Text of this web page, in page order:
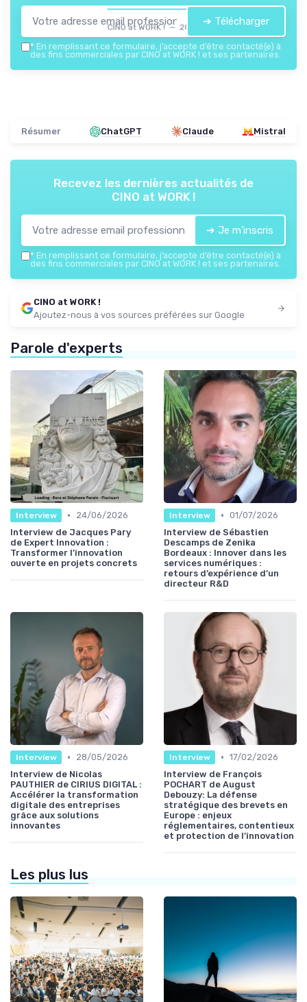
CINO at WORK ! — 2026 ➔ Télécharger
* En remplissant ce formulaire, j’accepte d’être contacté(e) à
des fins commerciales par CINO at WORK ! et ses partenaires.
Résumer ChatGPT Claude Mistral
Recevez les dernières actualités de
CINO at WORK !
➔ Je m'inscris
* En remplissant ce formulaire, j’accepte d’être contacté(e) à
des fins commerciales par CINO at WORK ! et ses partenaires.
CINO at WORK !
Ajoutez-nous à vos sources préférées sur Google
Parole d'experts
Interview •
24/06/2026
Interview de Jacques Pary
de Expert Innovation :
Transformer l’innovation
ouverte en projets concrets
Interview • 01/07/2026
Interview de Sébastien
Descamps de Zenika
Bordeaux : Innover dans les
services numériques :
retours d’expérience d’un
directeur R&D
Interview •
28/05/2026
Interview de Nicolas
PAUTHIER de CIRIUS DIGITAL :
Accélérer la transformation
digitale des entreprises
grâce aux solutions
innovantes
Interview • 17/02/2026
Interview de François
POCHART de August
Debouzy: La défense
stratégique des brevets en
Europe : enjeux
réglementaires, contentieux
et protection de l’innovation
Les plus lus